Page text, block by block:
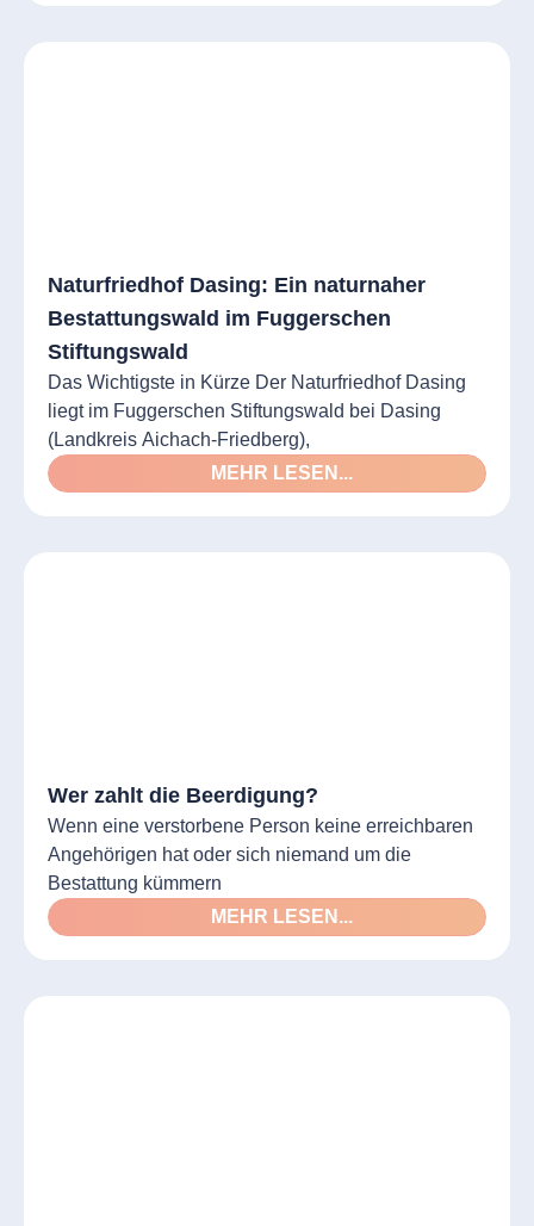
Naturfriedhof Dasing: Ein naturnaher
Bestattungswald im Fuggerschen
Stiftungswald
Das Wichtigste in Kürze Der Naturfriedhof Dasing
liegt im Fuggerschen Stiftungswald bei Dasing
(Landkreis Aichach-Friedberg),
MEHR LESEN...
Wer zahlt die Beerdigung?
Wenn eine verstorbene Person keine erreichbaren
Angehörigen hat oder sich niemand um die
Bestattung kümmern
MEHR LESEN...